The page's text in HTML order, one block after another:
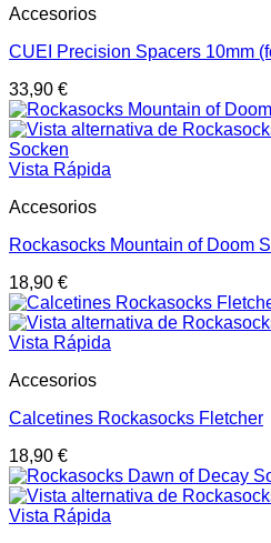
Accesorios
CUEI Precision Spacers 10mm
33,90 €
Vista Rápida
Accesorios
Rockasocks Mountain of Doom
18,90 €
Vista Rápida
Accesorios
Calcetines Rockasocks Fletcher
18,90 €
Vista Rápida